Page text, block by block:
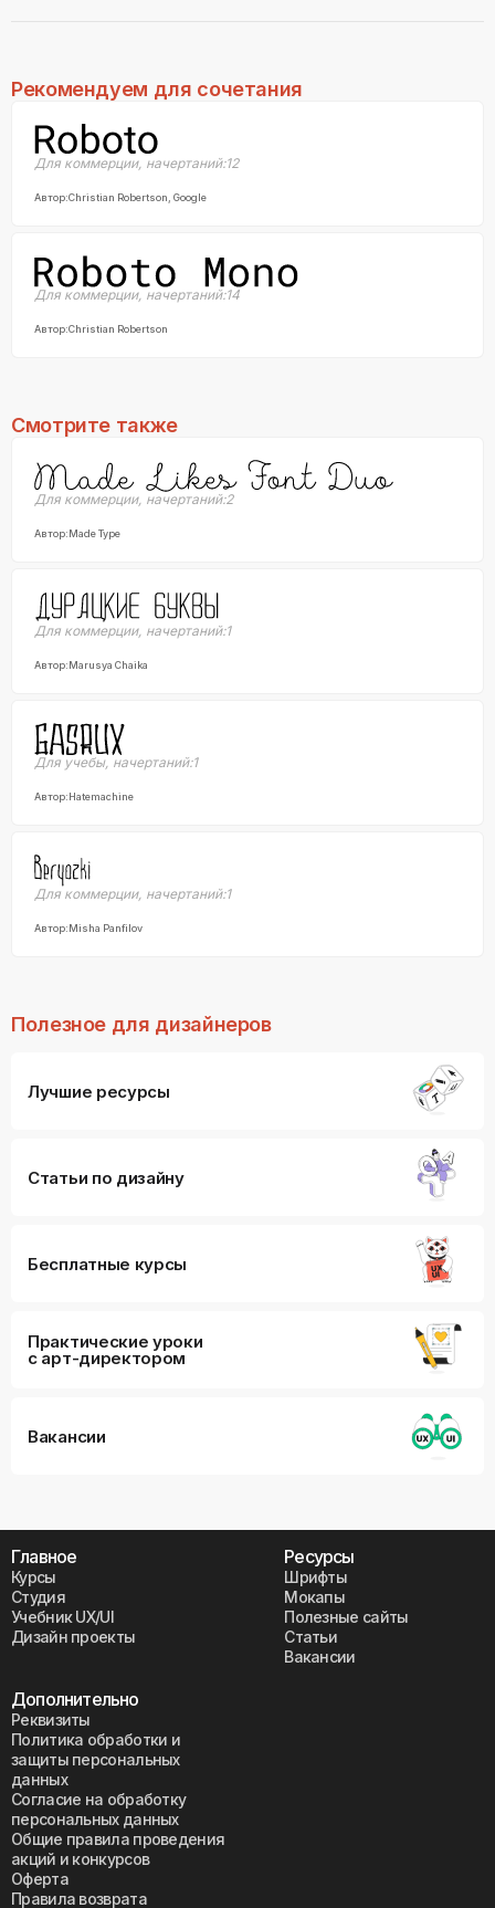
Рекомендуем для сочетания
Для коммерции, начертаний:12
Автор:Christian Robertson, Google
Для коммерции, начертаний:14
Автор:Christian Robertson
Смотрите также
Для коммерции, начертаний:2
Автор:Made Type
Для коммерции, начертаний:1
Автор:Marusya Chaika
Для учебы, начертаний:1
Автор:Hatemachine
Для коммерции, начертаний:1
Автор:Misha Panfilov
Полезное для дизайнеров
Лучшие ресурсы
Статьи по дизайну
Бесплатные курсы
Практические уроки
с арт-директором
Вакансии
Главное
Курсы
Студия
Учебник UX/UI
Дизайн проекты
Ресурсы
Шрифты
Мокапы
Полезные сайты
Статьи
Вакансии
Дополнительно
Реквизиты
Политика обработки и
защиты персональных
данных
Согласие на обработку
персональных данных
Общие правила проведения
акций и конкурсов
Оферта
Правила возврата